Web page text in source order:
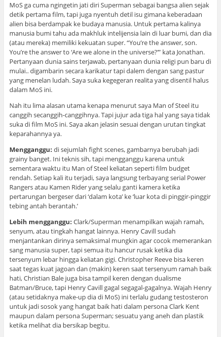
MoS ga cuma ngingetin jati diri Superman sebagai bangsa alien sejak
detik pertama film, tapi juga nyentuh detil isu gimana keberadaan
alien bisa berdampak ke budaya manusia. Untuk pertama kalinya
manusia bumi tahu ada makhluk intelijensia lain di luar bumi, dan dia
(atau mereka) memiliki kekuatan super. “You’re the answer, son.
You’re the answer to ‘Are we alone in the universe?’” kata Jonathan.
Pertanyaan dunia sains terjawab, pertanyaan dunia religi pun baru di
mulai.. digambarin secara karikatur tapi dalem dengan sang pastur
yang menelan ludah. Saya suka kegegeran realita yang disentil halus
dalam MoS ini.
Nah itu lima alasan utama kenapa menurut saya Man of Steel itu
canggih secanggih-canggihnya. Tapi jujur ada tiga hal yang saya tidak
suka di film MoS ini. Saya akan jelasin sesuai dengan urutan tingkat
keparahannya ya.
Mengganggu: di sejumlah fight scenes, gambarnya berubah jadi
grainy banget. Ini teknis sih, tapi mengganggu karena untuk
sementara waktu itu Man of Steel keliatan seperti film budget
rendah. Setiap kali itu terjadi, saya langsung terbayang serial Power
Rangers atau Kamen Rider yang selalu ganti kamera ketika
pertarungan bergeser dari ‘dalam kota’ ke ‘luar kota di pinggir-pinggir
tebing antah berantah.’
Lebih mengganggu: Clark/Superman menampilkan wajah ramah,
senyum, atau tingkah hangat lainnya. Henry Cavill sudah
menjantankan dirinya semaksimal mungkin agar cocok memerankan
sang manusia super, tapi semua itu hancur rusak ketika dia
tersenyum lebar hingga keliatan gigi. Christopher Reeve bisa keren
saat tegas kuat jagoan dan (makin) keren saat tersenyum ramah baik
hati, Christian Bale juga bisa tampil keren dengan dualisme
Batman/Bruce, tapi Henry Cavill gagal segagal-gagalnya. Wajah Henry
(atau setidaknya make-up dia di MoS) ini terlalu gudang testosteron
untuk jadi sosok yang hangat baik hati dalam persona Clark Kent
maupun dalam persona Superman; sesuatu yang aneh dan plastik
ketika melihat dia bersikap begitu.